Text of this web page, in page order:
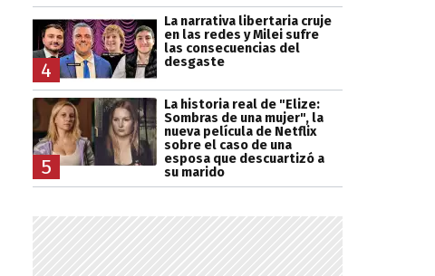
4
La narrativa libertaria cruje
en las redes y Milei sufre
las consecuencias del
desgaste
5
La historia real de "Elize:
Sombras de una mujer", la
nueva película de Netflix
sobre el caso de una
esposa que descuartizó a
su marido